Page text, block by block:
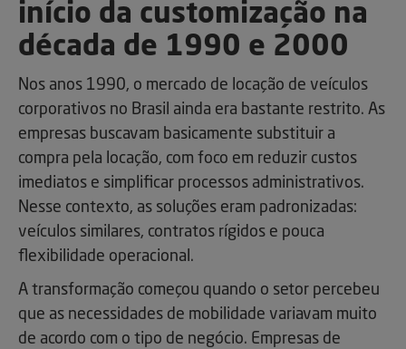
início da customização na
década de 1990 e 2000
Nos anos 1990, o mercado de locação de veículos
corporativos no Brasil ainda era bastante restrito. As
empresas buscavam basicamente substituir a
compra pela locação, com foco em reduzir custos
imediatos e simplificar processos administrativos.
Nesse contexto, as soluções eram padronizadas:
veículos similares, contratos rígidos e pouca
flexibilidade operacional.
A transformação começou quando o setor percebeu
que as necessidades de mobilidade variavam muito
de acordo com o tipo de negócio. Empresas de